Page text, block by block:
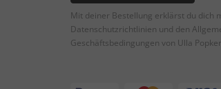
Mit deiner Bestellung erklärst du dich
Datenschutzrichtlinien und den
Geschäftsbedingungen von Ulla